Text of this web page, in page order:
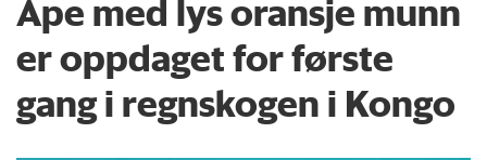
Ape med lys oransje munn
er oppdaget for første
gang i regnskogen i Kongo